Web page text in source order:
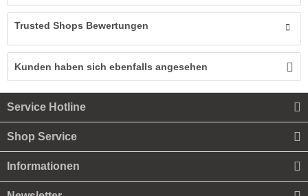
Trusted Shops Bewertungen
Kunden haben sich ebenfalls angesehen
Service Hotline
Shop Service
Informationen